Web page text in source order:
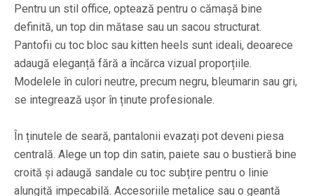
Pentru un stil office, optează pentru o cămașă bine
definită, un top din mătase sau un sacou structurat.
Pantofii cu toc bloc sau kitten heels sunt ideali, deoarece
adaugă eleganță fără a încărca vizual proporțiile.
Modelele în culori neutre, precum negru, bleumarin sau gri,
se integrează ușor în ținute profesionale.
În ținutele de seară, pantalonii evazați pot deveni piesa
centrală. Alege un top din satin, paiete sau o bustieră bine
croită și adaugă sandale cu toc subțire pentru o linie
alungită impecabilă. Accesoriile metalice sau o geantă